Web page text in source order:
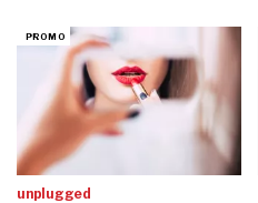
unplugged